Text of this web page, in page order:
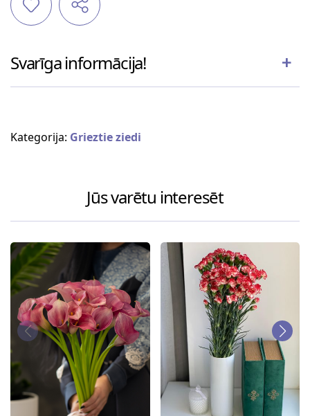
Svarīga informācija!
Kategorija: Grieztie ziedi
Jūs varētu interesēt